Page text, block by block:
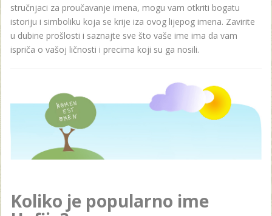
stručnjaci za proučavanje imena, mogu vam otkriti bogatu
istoriju i simboliku koja se krije iza ovog lijepog imena. Zavirite
u dubine prošlosti i saznajte sve što vaše ime ima da vam
ispriča o vašoj ličnosti i precima koji su ga nosili.
Koliko je popularno ime